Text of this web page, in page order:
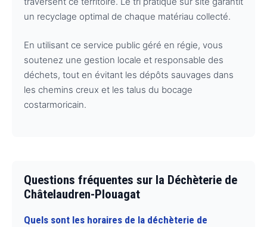
un recyclage optimal de chaque matériau collecté.
En utilisant ce service public géré en régie, vous
soutenez une gestion locale et responsable des
déchets, tout en évitant les dépôts sauvages dans
les chemins creux et les talus du bocage
costarmoricain.
Questions fréquentes sur la Déchèterie de
Châtelaudren-Plouagat
Quels sont les horaires de la déchèterie de